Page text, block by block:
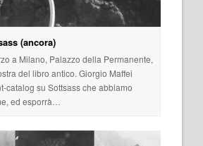
(ancora)
a Milano, Palazzo della Permanente,
del libro antico. Giorgio Maffei
catalog su Sottsass che abbiamo
ed esporrà…